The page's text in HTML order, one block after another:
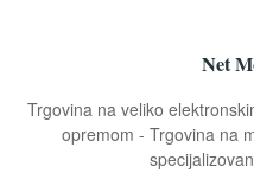
Net
Trgovina na veliko
opremom - Trgovina na